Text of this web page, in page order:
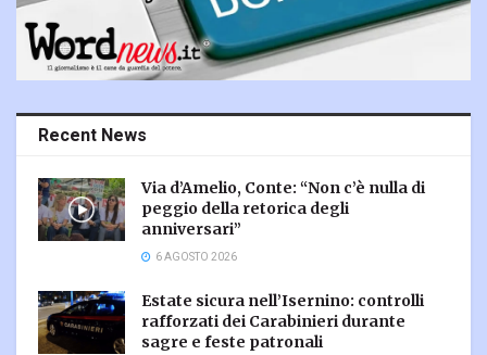
Recent News
Via d’Amelio, Conte: “Non c’è nulla di
peggio della retorica degli
anniversari”
6 AGOSTO 2026
Estate sicura nell’Isernino: controlli
rafforzati dei Carabinieri durante
sagre e feste patronali